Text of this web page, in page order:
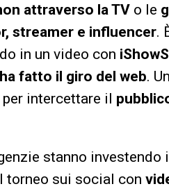
attraverso la TV o le
streamer e influencer.
in un video con
fatto il giro del web.
intercettare il
stanno
torneo sui social con